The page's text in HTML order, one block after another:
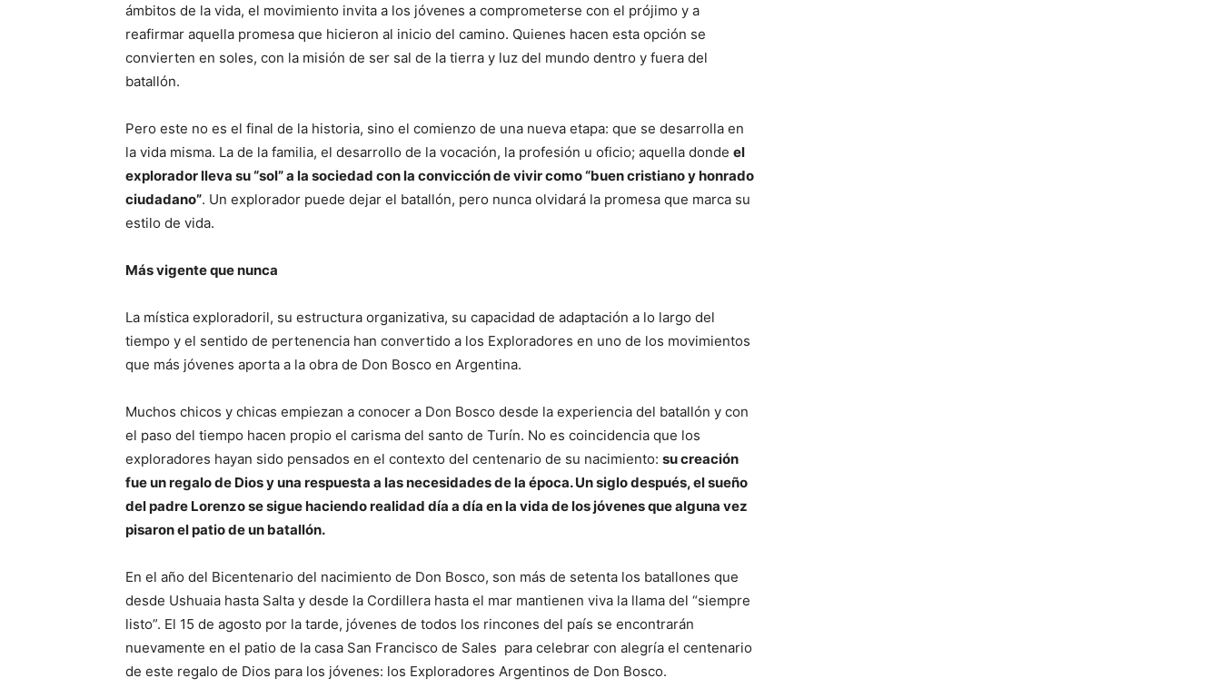
ámbitos de la vida, el movimiento invita a los jóvenes a comprometerse con el prójimo y a
reafirmar aquella promesa que hicieron al inicio del camino. Quienes hacen esta opción se
convierten en soles, con la misión de ser sal de la tierra y luz del mundo dentro y fuera del
batallón.
Pero este no es el final de la historia, sino el comienzo de una nueva etapa: que se desarrolla en
la vida misma. La de la familia, el desarrollo de la vocación, la profesión u oficio; aquella donde el
explorador lleva su “sol” a la sociedad con la convicción de vivir como “buen cristiano y honrado
ciudadano”. Un explorador puede dejar el batallón, pero nunca olvidará la promesa que marca su
estilo de vida.
Más vigente que nunca
La mística exploradoril, su estructura organizativa, su capacidad de adaptación a lo largo del
tiempo y el sentido de pertenencia han convertido a los Exploradores en uno de los movimientos
que más jóvenes aporta a la obra de Don Bosco en Argentina.
Muchos chicos y chicas empiezan a conocer a Don Bosco desde la experiencia del batallón y con
el paso del tiempo hacen propio el carisma del santo de Turín. No es coincidencia que los
exploradores hayan sido pensados en el contexto del centenario de su nacimiento: su creación
fue un regalo de Dios y una respuesta a las necesidades de la época. Un siglo después, el sueño
del padre Lorenzo se sigue haciendo realidad día a día en la vida de los jóvenes que alguna vez
pisaron el patio de un batallón.
En el año del Bicentenario del nacimiento de Don Bosco, son más de setenta los batallones que
desde Ushuaia hasta Salta y desde la Cordillera hasta el mar mantienen viva la llama del “siempre
listo”. El 15 de agosto por la tarde, jóvenes de todos los rincones del país se encontrarán
nuevamente en el patio de la casa San Francisco de Sales para celebrar con alegría el centenario
de este regalo de Dios para los jóvenes: los Exploradores Argentinos de Don Bosco.